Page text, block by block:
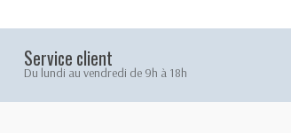
Service client
Du lundi au vendredi de 9h à 18h